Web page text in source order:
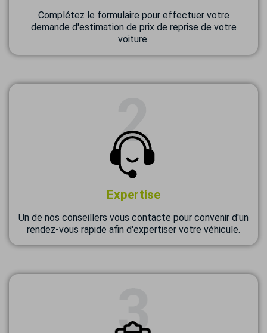
Complétez le formulaire pour effectuer votre
demande d'estimation de prix de reprise de votre
voiture.
Expertise
Un de nos conseillers vous contacte pour convenir d'un
rendez-vous rapide afin d'expertiser votre véhicule.